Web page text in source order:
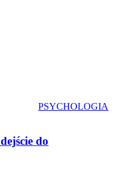
PSYCHOLOGIA
do